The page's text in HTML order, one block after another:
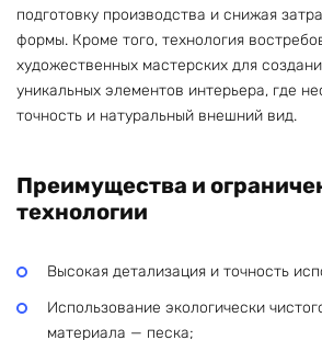
подготовку производства и снижая
формы. Кроме того, технология
художественных мастерских для
уникальных элементов интерьера, где
точность и натуральный внешний вид.
Преимущества и
технологии
Высокая детализация и точность
Использование экологически
материала — песка;